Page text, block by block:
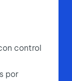
control
por